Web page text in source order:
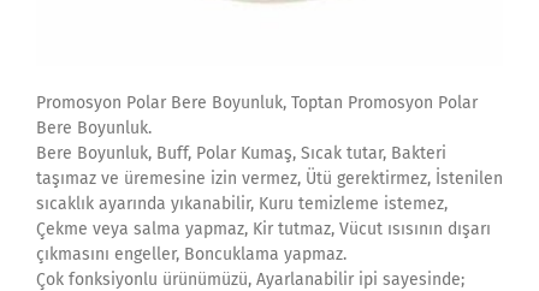
Promosyon Polar Bere Boyunluk, Toptan Promosyon Polar
Bere Boyunluk.
Bere Boyunluk, Buff, Polar Kumaş, Sıcak tutar, Bakteri
taşımaz ve üremesine izin vermez, Ütü gerektirmez, İstenilen
sıcaklık ayarında yıkanabilir, Kuru temizleme istemez,
Çekme veya salma yapmaz, Kir tutmaz, Vücut ısısının dışarı
çıkmasını engeller, Boncuklama yapmaz.
Çok fonksiyonlu ürünümüzü, Ayarlanabilir ipi sayesinde;